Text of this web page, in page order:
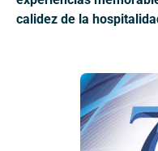
calidez de la